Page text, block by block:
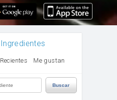
Ingredientes
Recientes Me gustan
Buscar